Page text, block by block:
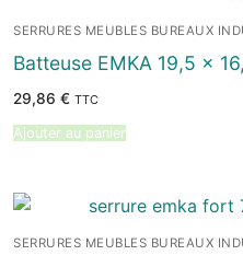
SERRURES MEUBLES BUREAUX
Batteuse EMKA 19,5 x
29,86 € TTC
Ajouter au panier
SERRURES MEUBLES BUREAUX